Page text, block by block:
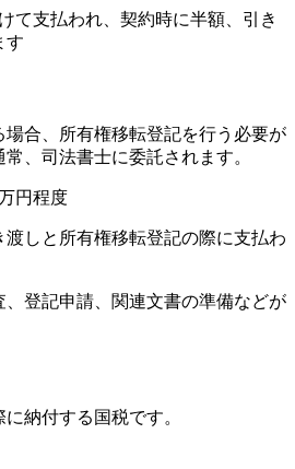
て支払われ、契約時に半額、引き
す
場合、所有権移転登記を行う必要が
、司法書士に委託されます。
円程度
渡しと所有権移転登記の際に支払わ
、登記申請、関連文書の準備などが
納付する国税です。